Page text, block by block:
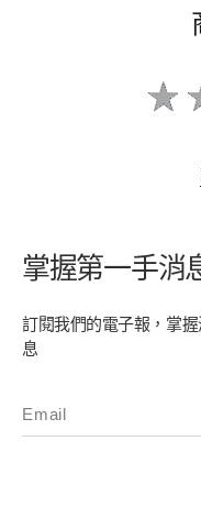
掌握第一手消
訂閱我們的電子報，掌
息